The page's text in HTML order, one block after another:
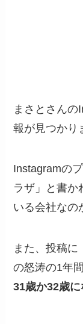
まさとさん
報が見つかり
Instagramの
ラザ」と書か
いる会社なの
また、投稿に
の怒涛の1年
31歳か32歳